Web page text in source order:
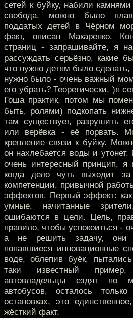
сетей к буйку, набили
свобода, можно было
поддатых детей в Чёрном
факт, описан Макаренко.
страниц - запрашивайте, я
рассуждать серьёзно, какие
что нужно детям было
нужно было - очень важный
его убрать? Теоретически, )я
Гоша практик, потом мы
быть, ролями) подкопать
там существует, разрушить
или верёвка - её порвать.
крепление связи к буйку.
он нахлебается воды и
очень интересный принцип, я
когда дело чуть выходит
компетенции, привычной
эффектов. Первый эффект:
умные, начитанные
ошибаются в цели. Цель,
правило, чтобы успокоиться -
а не решить задачу, они
попавшиеся инновационные
воде, облепив буёк,
таки известный
автовладельцы ездят по
автобусов, осталось
остановках, это
жёсткий факт.